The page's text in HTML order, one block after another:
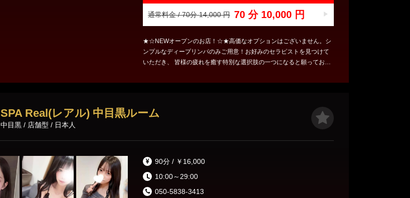
通常料金 / 70分 14,000 円 70 分 10,000 円
★☆NEWオープンのお店！☆★高価なオプションはございません。シ
ンプルなディープリンパのみご用意！お好みのセラピストを見つけて
いただき、 皆様の疲れを癒す特別な選択肢の一つになると願っており
様の空間”でご提供いたします。
SPA Real(レアル) 中目黒ルーム
中目黒 / 店舗型 / 日本人
90分 / ￥16,000
10:00～29:00
050-5838-3413